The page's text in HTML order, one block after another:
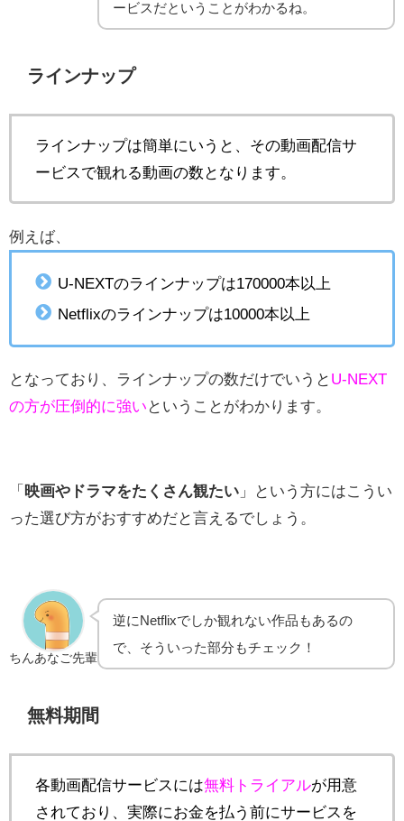
ービスだということがわかるね。
ラインナップ
ラインナップは簡単にいうと、その動画配信サ
ービスで観れる動画の数となります。
例えば、
U-NEXTのラインナップは170000本以上
Netflixのラインナップは10000本以上
となっており、ラインナップの数だけでいうと U-NEXT
の方が圧倒的に強い ということがわかります。
「 映画やドラマをたくさん観たい 」という方にはこうい
った選び方がおすすめだと言えるでしょう。
ちんあなご先輩
逆にNetflixでしか観れない作品もあるの
で、そういった部分もチェック！
無料期間
各動画配信サービスには無料トライアルが用意
されており、実際にお金を払う前にサービスを